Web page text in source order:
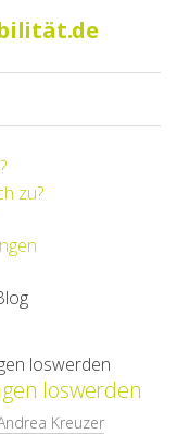
zu?
loswerden
Kreuzer